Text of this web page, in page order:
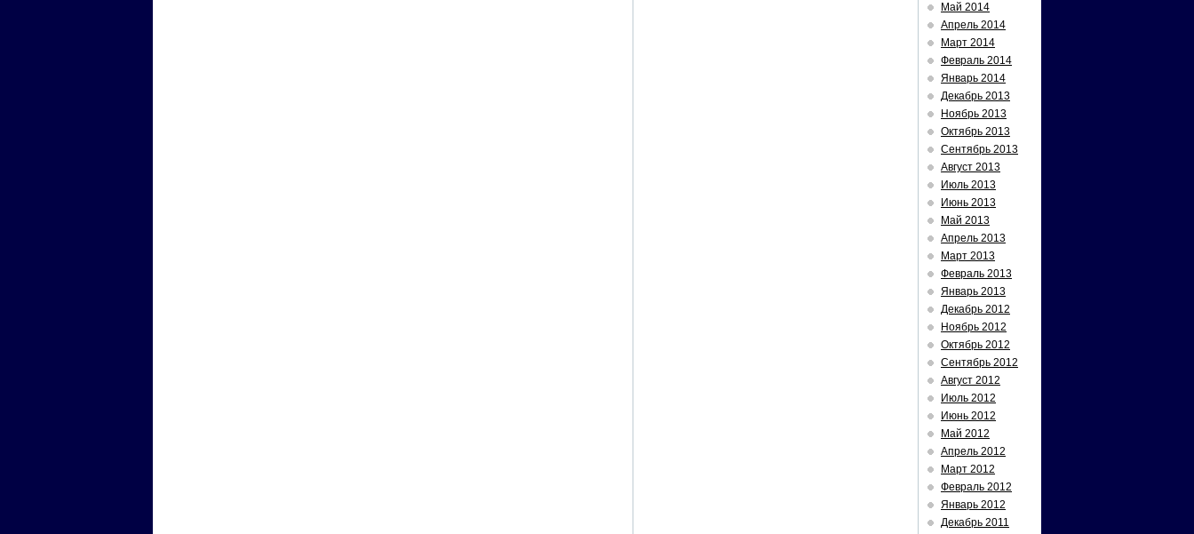
Май 2014
Апрель 2014
Март 2014
Февраль 2014
Январь 2014
Декабрь 2013
Ноябрь 2013
Октябрь 2013
Сентябрь 2013
Август 2013
Июль 2013
Июнь 2013
Май 2013
Апрель 2013
Март 2013
Февраль 2013
Январь 2013
Декабрь 2012
Ноябрь 2012
Октябрь 2012
Сентябрь 2012
Август 2012
Июль 2012
Июнь 2012
Май 2012
Апрель 2012
Март 2012
Февраль 2012
Январь 2012
Декабрь 2011